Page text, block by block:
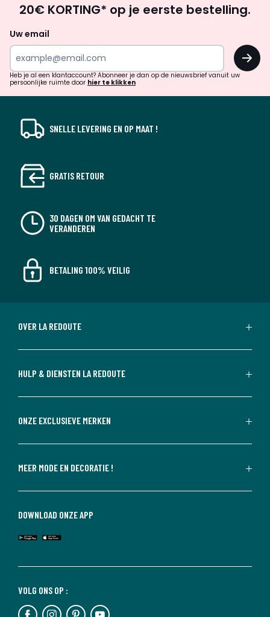
zoek
inspiratie
verrassingen?
20€ KORTING* op je eerste bestelling.
Uw email
OK
Heb je al een klantaccount? Abonneer je dan op de nieuwsbrief vanuit uw
persoonlijke ruimte door hier te klikken
SNELLE LEVERING EN OP MAAT !
GRATIS RETOUR
30 DAGEN OM VAN GEDACHT TE
VERANDEREN
BETALING 100% VEILIG
OVER LA REDOUTE
HULP & DIENSTEN LA REDOUTE
ONZE EXCLUSIEVE MERKEN
MEER MODE EN DECORATIE !
VOLG ONS OP :
DOWNLOAD ONZE APP